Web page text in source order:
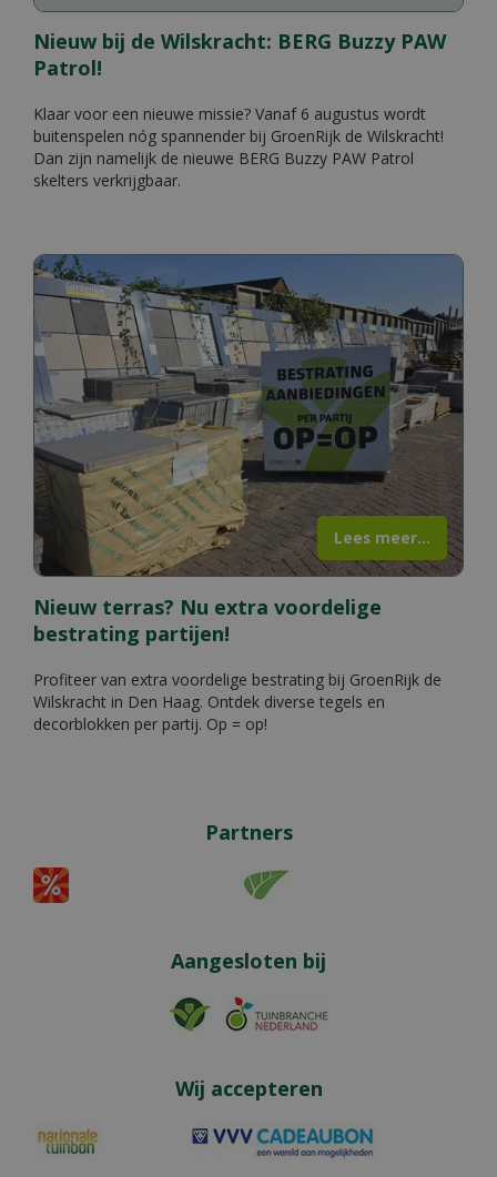
Nieuw bij de Wilskracht: BERG Buzzy PAW
Patrol!
Klaar voor een nieuwe missie? Vanaf 6 augustus wordt
buitenspelen nóg spannender bij GroenRijk de Wilskracht!
Dan zijn namelijk de nieuwe BERG Buzzy PAW Patrol
skelters verkrijgbaar.
Nieuw terras? Nu extra voordelige
bestrating partijen!
Profiteer van extra voordelige bestrating bij GroenRijk de
Wilskracht in Den Haag. Ontdek diverse tegels en
decorblokken per partij. Op = op!
Lees meer...
Partners
Aangesloten bij
Wij accepteren